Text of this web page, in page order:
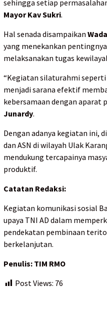
sehingga setiap
Mayor Kav Sukri.
Hal senada disampaikan
yang menekankan
melaksanakan tugas
“Kegiatan silaturahmi
menjadi sarana efektif
kebersamaan dengan aparat
Junardy.
Dengan adanya kegiatan ini,
dan ASN di wilayah Ulak
mendukung tercapainya
produktif.
Catatan Redaksi:
Kegiatan komunikasi sosial
upaya TNI AD dalam
pendekatan pembinaan
berkelanjutan.
Penulis: TIM RMO
Post Views: 76